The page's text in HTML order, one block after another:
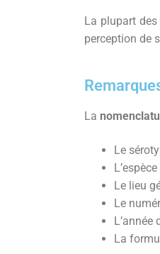
La plupart
perception de
La
Le
Le lieu
Le
L’année
La